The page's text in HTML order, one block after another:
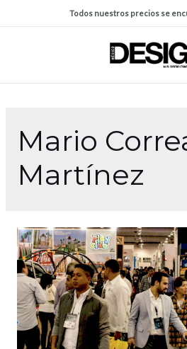
Todos nuestros precios se
Mario
Martínez